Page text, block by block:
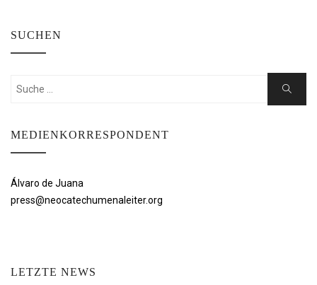
SUCHEN
Suchen
Suche
MEDIENKORRESPONDENT
Álvaro de Juana
press@neocatechumenaleiter.org
LETZTE NEWS